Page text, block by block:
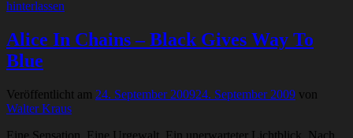
hinterlassen
Alice In Chains – Black Gives Way To
Blue
Veröffentlicht am 24. September 200924. September 2009 von
Walter Kraus